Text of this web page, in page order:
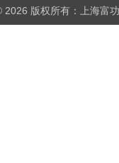
2026 版权所有：上海富